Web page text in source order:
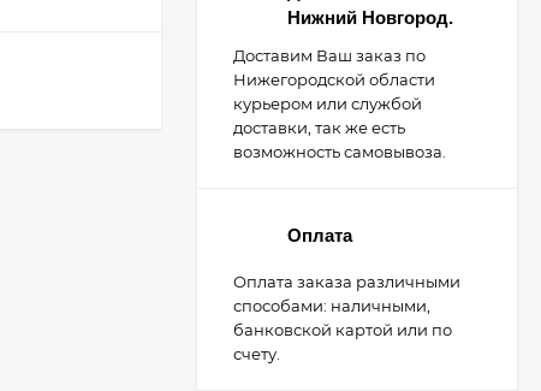
Нижний Новгород.
Доставим Ваш заказ по
Нижегородской области
курьером или службой
доставки, так же есть
возможность самовывоза.
Оплата
Оплата заказа различными
способами: наличными,
банковской картой или по
счету.